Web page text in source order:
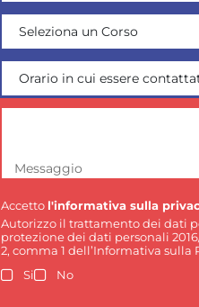
Messaggio
Accetto l'informativa sulla
Autorizzo il trattamento dei dati
protezione dei dati personali
2, comma 1 dell’Informativa sulla
Si
No